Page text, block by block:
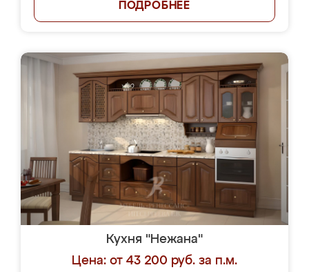
ПОДРОБНЕЕ
Кухня "Нежана"
Цена: от 43 200 руб. за п.м.